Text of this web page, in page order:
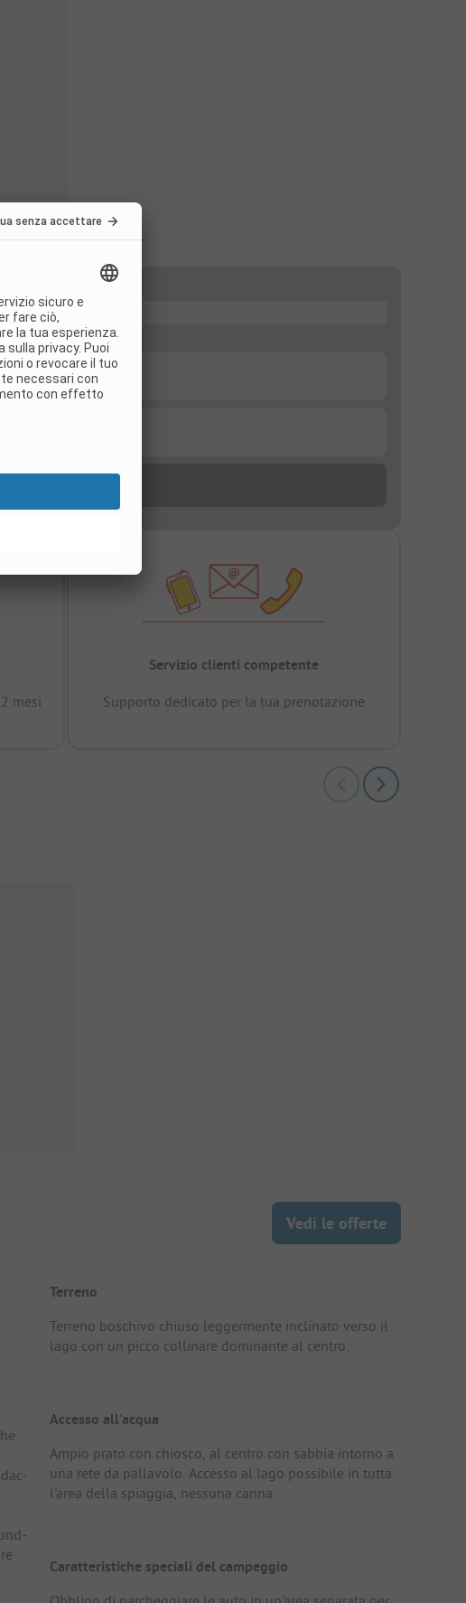
mesi
Servizio clienti competente
Supporto dedicato per la tua prenotazione
Vedi le offerte
Terreno
Terreno boschivo chiuso leggermente inclinato verso il
lago con un picco collinare dominante al centro.
Accesso all'acqua
Ampio prato con chiosco, al centro con sabbia intorno a
una rete da pallavolo. Accesso al lago possibile in tutta
l'area della spiaggia, nessuna canna.
Caratteristiche speciali del campeggio